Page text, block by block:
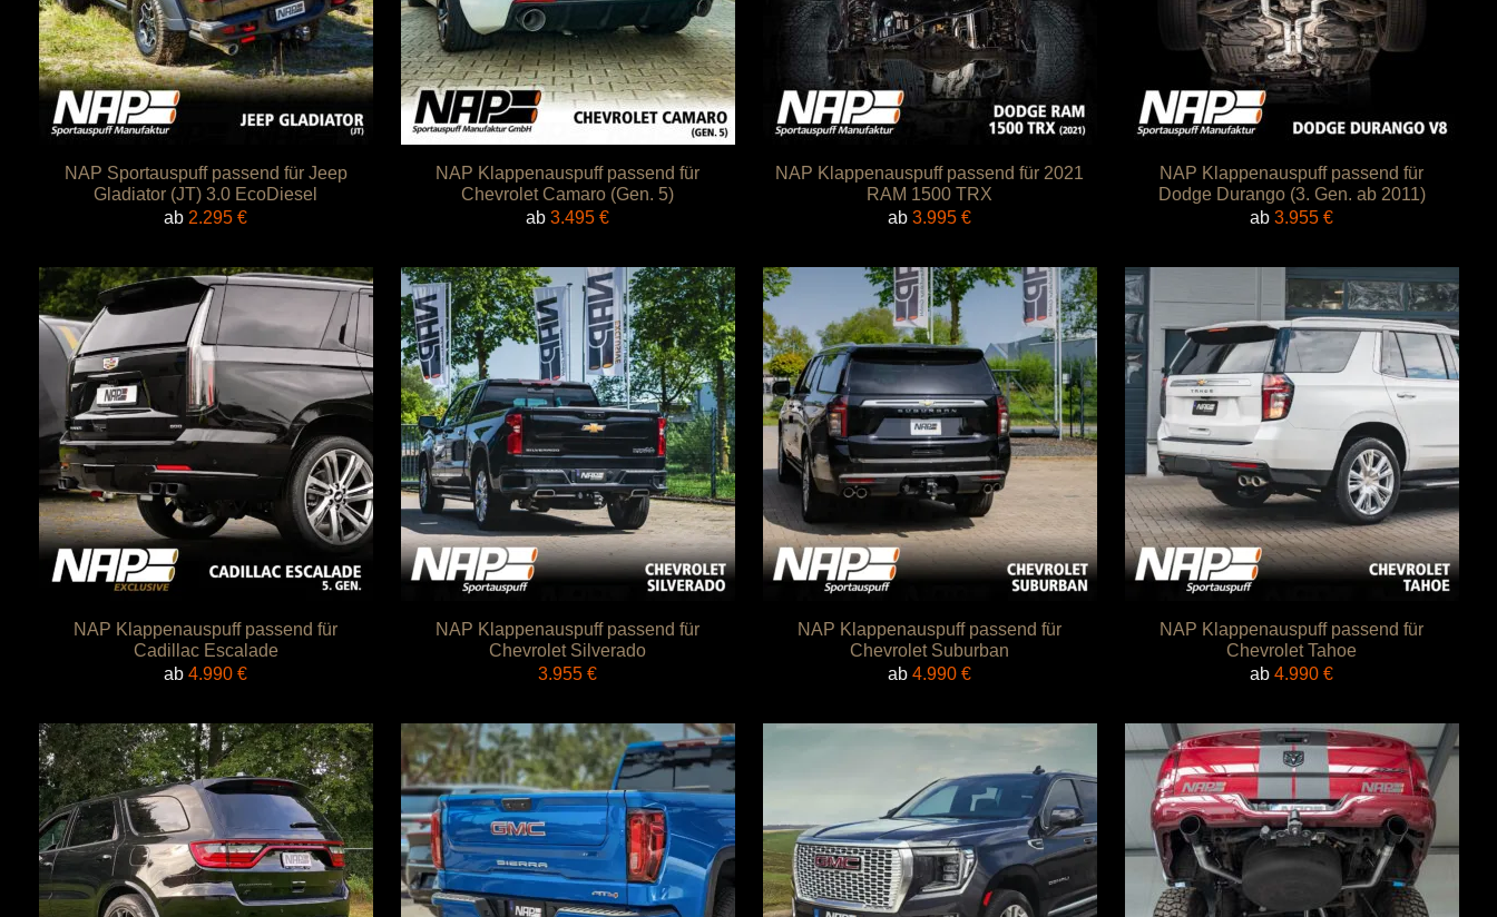
NAP Sportauspuff passend für Jeep
Gladiator (JT) 3.0 EcoDiesel
ab 2.295 €
NAP Klappenauspuff passend für
Chevrolet Camaro (Gen. 5)
ab 3.495 €
NAP Klappenauspuff passend für 2021
RAM 1500 TRX
ab 3.995 €
NAP Klappenauspuff passend für
Dodge Durango (3. Gen. ab 2011)
ab 3.955 €
NAP Klappenauspuff passend für
Cadillac Escalade
ab 4.990 €
NAP Klappenauspuff passend für
Chevrolet Silverado
3.955 €
NAP Klappenauspuff passend für
Chevrolet Suburban
ab 4.990 €
NAP Klappenauspuff passend für
Chevrolet Tahoe
ab 4.990 €